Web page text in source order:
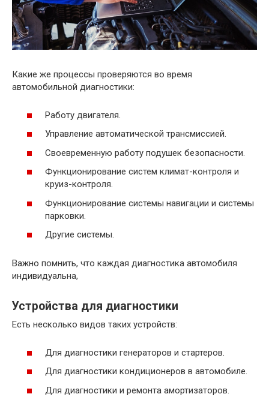
Какие же процессы проверяются во время
автомобильной диагностики:
Работу двигателя.
Управление автоматической трансмиссией.
Своевременную работу подушек безопасности.
Функционирование систем климат-контроля и
круиз-контроля.
Функционирование системы навигации и системы
парковки.
Другие системы.
Важно помнить, что каждая диагностика автомобиля
индивидуальна,
Устройства для диагностики
Есть несколько видов таких устройств:
Для диагностики генераторов и стартеров.
Для диагностики кондиционеров в автомобиле.
Для диагностики и ремонта амортизаторов.